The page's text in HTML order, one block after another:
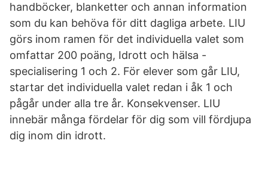
handböcker, blanketter och annan information
som du kan behöva för ditt dagliga arbete. LIU
görs inom ramen för det individuella valet som
omfattar 200 poäng, Idrott och hälsa -
specialisering 1 och 2. För elever som går LIU,
startar det individuella valet redan i åk 1 och
pågår under alla tre år. Konsekvenser. LIU
innebär många fördelar för dig som vill fördjupa
dig inom din idrott.